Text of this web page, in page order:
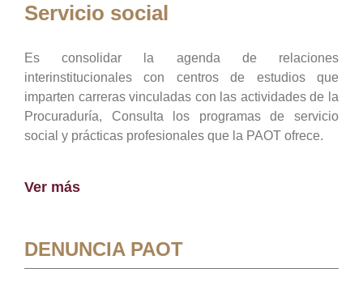
Servicio social
Es consolidar la agenda de relaciones
interinstitucionales con centros de estudios que
imparten carreras vinculadas con las actividades de la
Procuraduría, Consulta los programas de servicio
social y prácticas profesionales que la PAOT ofrece.
Ver más
DENUNCIA PAOT